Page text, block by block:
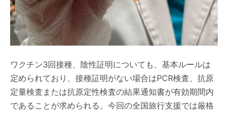
ワクチン3回接種、陰性証明についても、基本ルールは
定められており、接種証明がない場合はPCR検査、抗原
定量検査または抗原定性検査の結果通知書が有効期間内
であることが求められる。今回の全国旅行支援では厳格